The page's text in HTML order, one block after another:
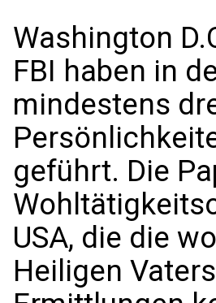
Washington
FBI haben in
mindestens
geführt. Die
USA, die die
Heiligen